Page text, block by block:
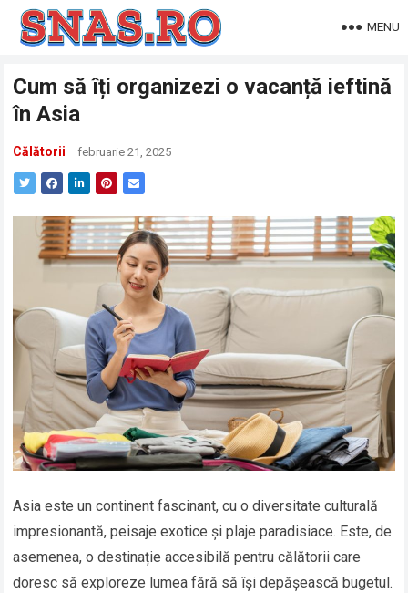
MENU
Cum să îți organizezi o vacanță ieftină
în Asia
Călătorii februarie 21, 2025
Asia este un continent fascinant, cu o diversitate culturală
impresionantă, peisaje exotice și plaje paradisiace. Este, de
asemenea, o destinație accesibilă pentru călătorii care
doresc să exploreze lumea fără să își depășească bugetul.